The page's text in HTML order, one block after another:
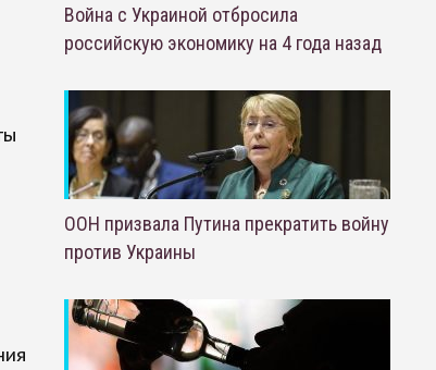
Война с Украиной отбросила
российскую экономику на 4 года назад
ООН призвала Путина прекратить войну
против Украины